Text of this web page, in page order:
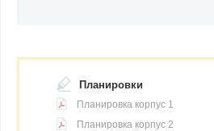
Планировки
Планировка корпус 1
Планировка корпус 2